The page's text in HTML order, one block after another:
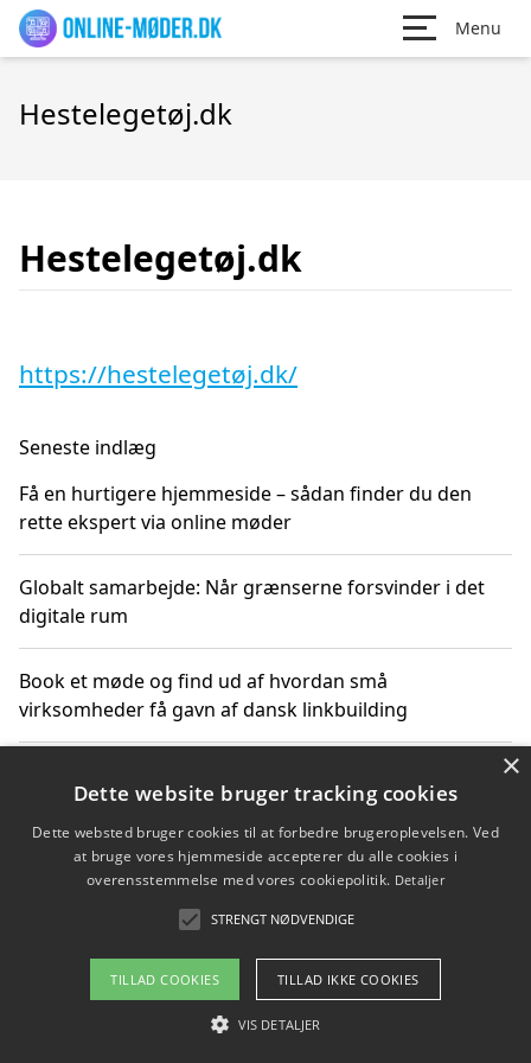
Menu
Hestelegetøj.dk
Hestelegetøj.dk
https://hestelegetøj.dk/
Seneste indlæg
Få en hurtigere hjemmeside – sådan finder du den
rette ekspert via online møder
Globalt samarbejde: Når grænserne forsvinder i det
digitale rum
Book et møde og find ud af hvordan små
virksomheder få gavn af dansk linkbuilding
får du indgår et samarbejde
Hold et møde med en WordPress ekspert og vælg den
mest professionelle til at vedligeholde din løsning
Copyright 2026 - Pilanto Aps
Om / kontakt
×
Dette website bruger tracking cookies
Dette websted bruger cookies til at forbedre brugeroplevelsen. Ved
at bruge vores hjemmeside accepterer du alle cookies i
overensstemmelse med vores cookiepolitik. Detaljer
STRENGT NØDVENDIGE
TILLAD COOKIES TILLAD IKKE COOKIES
VIS DETALJER